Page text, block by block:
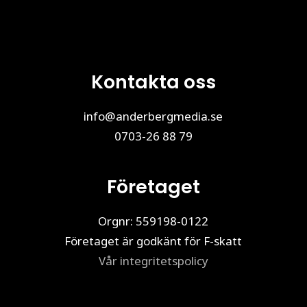
Kontakta oss
info@anderbergmedia.se
0703-26 88 79
Företaget
Orgnr: 559198-0122
Företaget är godkänt för F-skatt
Vår integritetspolicy